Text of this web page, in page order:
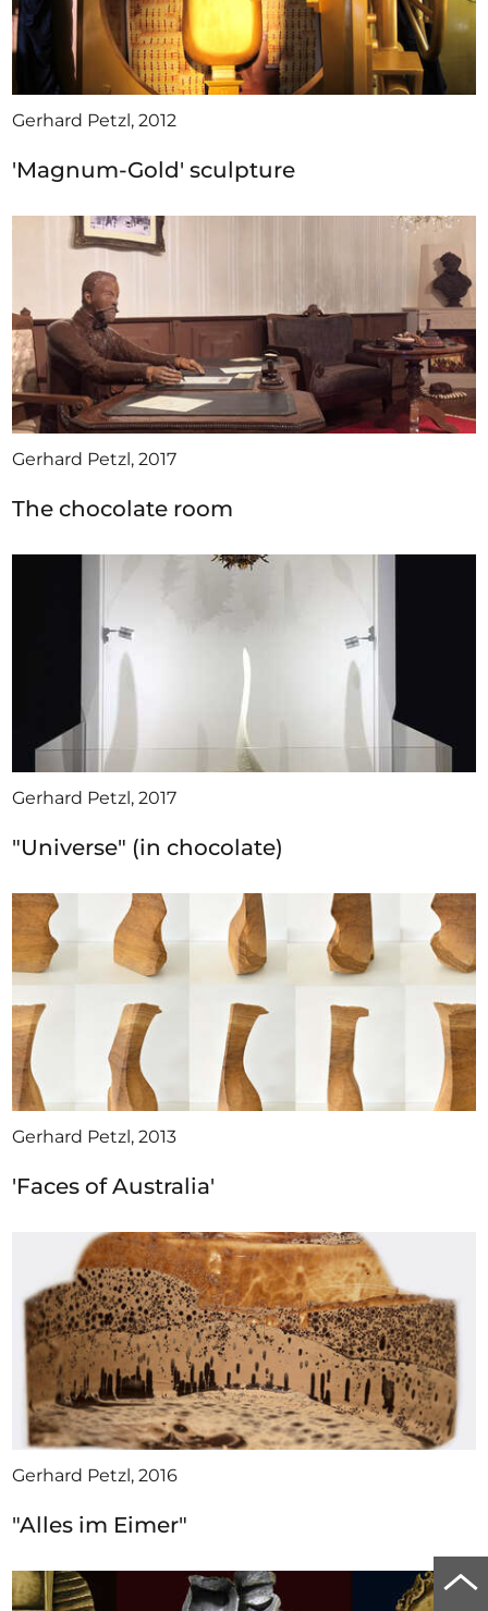
Gerhard Petzl, 2012
'Magnum-Gold' sculpture
Gerhard Petzl, 2017
The chocolate room
Gerhard Petzl, 2017
"Universe" (in chocolate)
Gerhard Petzl, 2013
'Faces of Australia'
Gerhard Petzl, 2016
"Alles im Eimer"